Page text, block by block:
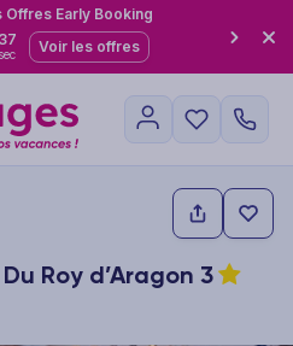
Offres Early Booking
36
sec Voir les offres
Roy d’Aragon 3